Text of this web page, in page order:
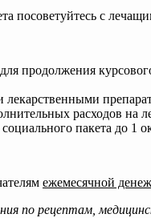
посоветуйтесь с
продолжения
расходов на
пакета до 1
ежемесячной
по рецептам,